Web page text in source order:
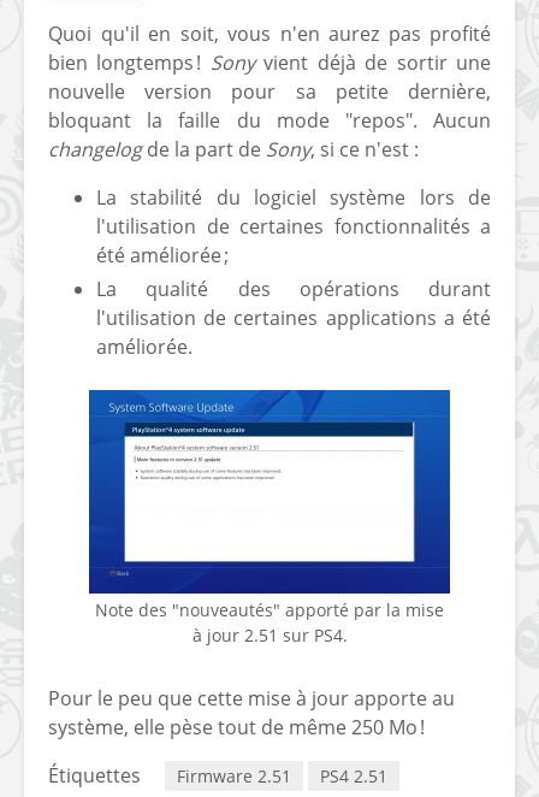
Quoi qu'il en soit, vous n'en aurez pas profité
bien longtemps ! Sonyvient déjà de sortir une
nouvelle version pour sa petite dernière,
bloquant la faille du mode "repos". Aucun
changelogde la part de Sony, si ce n'est :
La stabilité du logiciel système lors de
l'utilisation de certaines fonctionnalités a
été améliorée ;
La qualité des opérations durant
l'utilisation de certaines applications a été
améliorée.
Note des "nouveautés" apporté par la mise
à jour 2.51 sur PS4.
Pour le peu que cette mise à jour apporte au
système, elle pèse tout de même 250 Mo !
Étiquettes
Firmware 2.51 PS4 2.51
[Vita] Ouverture de
KyûHEN, le nouveau
PSP 2000/3000 est
désormais
[PS4] TUTO - Hacker
en 6.72